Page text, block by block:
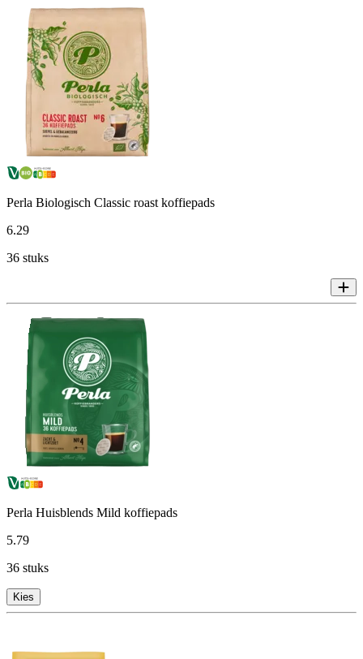
Perla Biologisch Classic roast koffiepads
6.29
36 stuks
Perla Huisblends Mild koffiepads
5.79
36 stuks
Kies